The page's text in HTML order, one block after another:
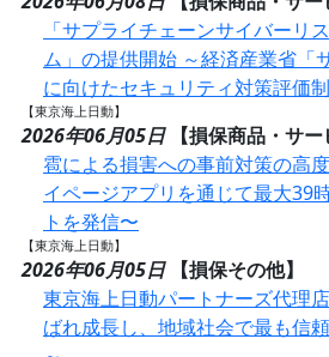
「サプライチェーンサイバーリ
ム」の提供開始 ～経済産業省「
に向けたセキュリティ対策評価
【東京海上日動】
2026年06月05日
【損保商品・サー
雹による損害への事前対策の高
イページアプリを通じて最大39
トを発信〜
【東京海上日動】
2026年06月05日
【損保その他】
東京海上日動パートナーズ代理
ばれ成長し、地域社会で最も信